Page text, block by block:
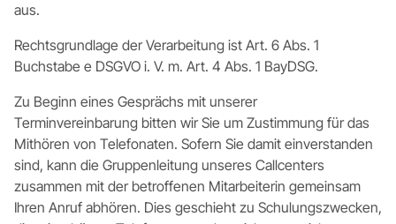
aus.
Rechtsgrundlage der Verarbeitung ist Art. 6 Abs. 1
Buchstabe e DSGVO i. V. m. Art. 4 Abs. 1 BayDSG.
Zu Beginn eines Gesprächs mit unserer
Terminvereinbarung bitten wir Sie um Zustimmung für das
Mithören von Telefonaten. Sofern Sie damit einverstanden
sind, kann die Gruppenleitung unseres Callcenters
zusammen mit der betroffenen Mitarbeiterin gemeinsam
Ihren Anruf abhören. Dies geschieht zu Schulungszwecken,